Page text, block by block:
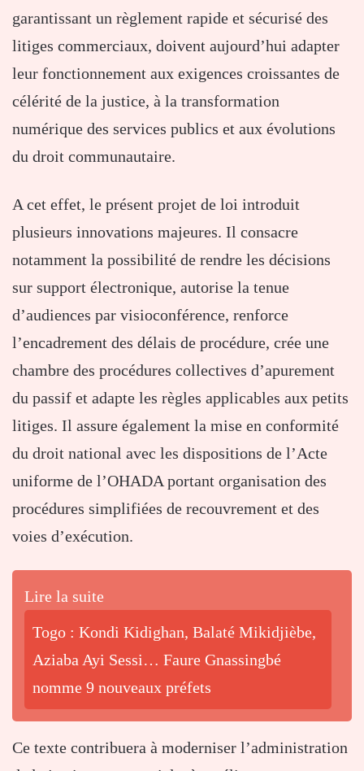
garantissant un règlement rapide et sécurisé des
litiges commerciaux, doivent aujourd’hui adapter
leur fonctionnement aux exigences croissantes de
célérité de la justice, à la transformation
numérique des services publics et aux évolutions
du droit communautaire.
A cet effet, le présent projet de loi introduit
plusieurs innovations majeures. Il consacre
notamment la possibilité de rendre les décisions
sur support électronique, autorise la tenue
d’audiences par visioconférence, renforce
l’encadrement des délais de procédure, crée une
chambre des procédures collectives d’apurement
du passif et adapte les règles applicables aux petits
litiges. Il assure également la mise en conformité
du droit national avec les dispositions de l’Acte
uniforme de l’OHADA portant organisation des
procédures simplifiées de recouvrement et des
voies d’exécution.
Lire la suite
Togo : Kondi Kidighan, Balaté Mikidjièbe,
Aziaba Ayi Sessi… Faure Gnassingbé
nomme 9 nouveaux préfets
Ce texte contribuera à moderniser l’administration